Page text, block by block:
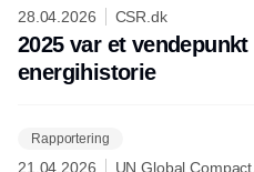
28.04.2026 CSR.dk
2025 var et vendepunkt
energihistorie
Rapportering
21.04.2026
UN Global Compact